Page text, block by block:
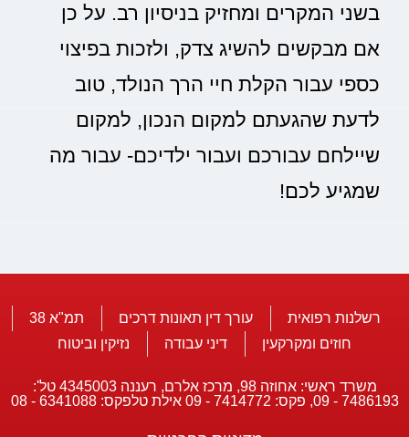
בשני המקרים ומחזיק בניסיון רב. על כן
אם מבקשים להשיג צדק, ולזכות בפיצוי
כספי עבור הקלת חיי הרך הנולד, טוב
לדעת שהגעתם למקום הנכון, למקום
שיילחם עבורכם ועבור ילדיכם- עבור מה
שמגיע לכם!
רשלנות רפואית עורך דין תאונות דרכים
תמ"א 38
חוזים ומקרקעין
דיני עבודה נזיקין וביטוח
משרד ראשי: אחוזה 98, מרכז אלרם, רעננה 4345003 טל':
7486193 - 09, פקס: 7414772 - 09 אילת טלפקס: 6341088 - 08